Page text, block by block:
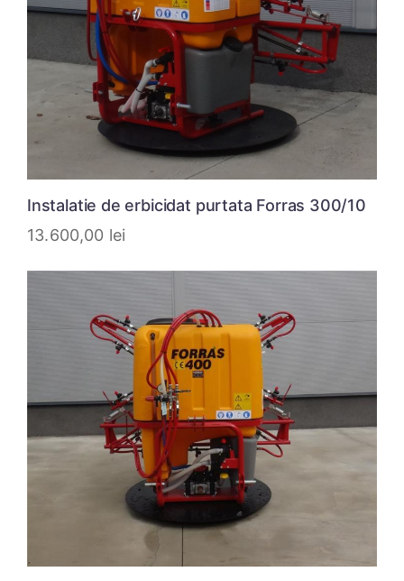
Instalatie de erbicidat purtata Forras 300/10
13.600,00 lei